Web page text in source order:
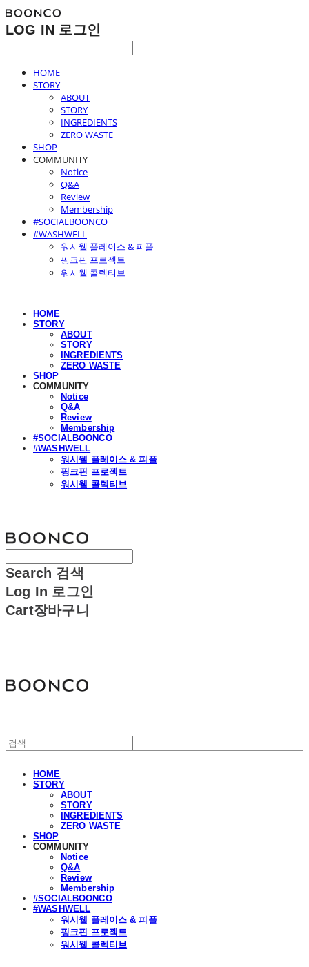
LOG IN 로그인
HOME
STORY
ABOUT
STORY
INGREDIENTS
ZERO WASTE
SHOP
COMMUNITY
Notice
Q&A
Review
Membership
#SOCIALBOONCO
#WASHWELL
워시웰 플레이스 & 피플
핑크핀 프로젝트
워시웰 콜렉티브
HOME
STORY
ABOUT
STORY
INGREDIENTS
ZERO WASTE
SHOP
COMMUNITY
Notice
Q&A
Review
Membership
#SOCIALBOONCO
#WASHWELL
워시웰 플레이스 & 피플
핑크핀 프로젝트
워시웰 콜렉티브
Search 검색
Log In 로그인
Cart장바구니
HOME
STORY
ABOUT
STORY
INGREDIENTS
ZERO WASTE
SHOP
COMMUNITY
Notice
Q&A
Review
Membership
#SOCIALBOONCO
#WASHWELL
워시웰 플레이스 & 피플
핑크핀 프로젝트
워시웰 콜렉티브